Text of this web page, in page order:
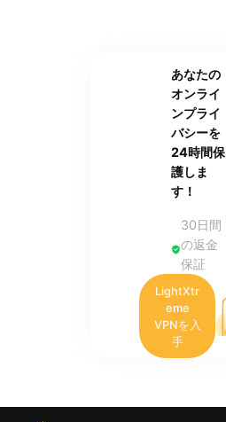
あなたの
オンライ
ンプライ
バシーを
24時間保
護しま
す！
30日間
の返金
保証
LightXtr
eme
VPNを入
手